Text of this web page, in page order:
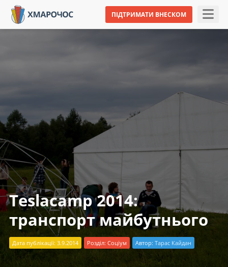
ПІДТРИМАТИ ВНЕСКОМ
Teslacamp 2014:
транспорт майбутнього
Дата публікації: 3.9.2014 Розділ: Соціум Автор: Тарас Кайдан